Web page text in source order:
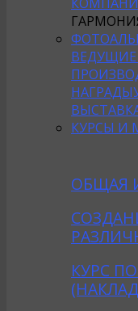
НАГРАДЫ
КУРСЫ И
ОБЩАЯ
КУРС